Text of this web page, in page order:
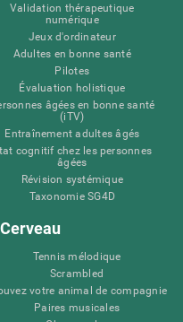
Validation thérapeutique
numérique
Jeux d'ordinateur
Adultes en bonne santé
Pilotes
Évaluation holistique
âgées en bonne santé
(iTV)
Entraînement adultes âgés
cognitif chez les personnes
âgées
Révision systémique
Taxonomie SG4D
Tennis mélodique
Scrambled
votre animal de compagnie
Paires musicales